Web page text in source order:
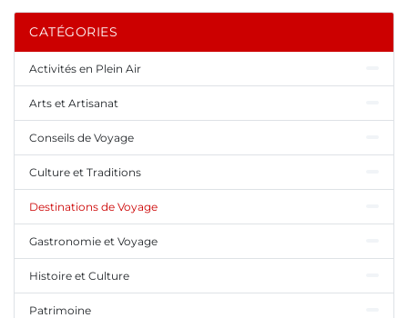
CATÉGORIES
Activités en Plein Air
Arts et Artisanat
Conseils de Voyage
Culture et Traditions
Destinations de Voyage
Gastronomie et Voyage
Histoire et Culture
Patrimoine